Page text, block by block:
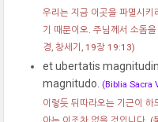
우리는 지금 이곳을 파멸시
기 때문이오. 주님께서 소돔
경, 창세기, 19장 19:13)
et ubertatis
magnitudo. (Biblia Sacra
이렇듯 뒤따라오는 기근이